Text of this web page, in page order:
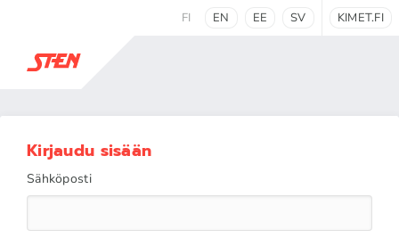
FI EN EE SV KIMET.FI
Kirjaudu sisään
Sähköposti